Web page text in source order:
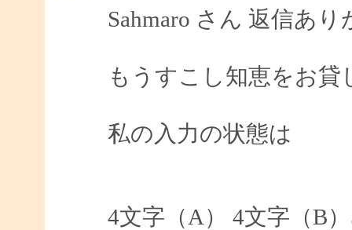
Sahmaro さん 返信あ
もうすこし知恵をお貸
私の入力の状態は
4文字（A） 4文字（B